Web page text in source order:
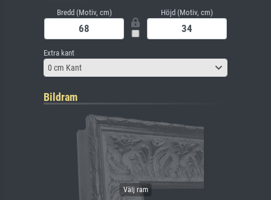
Bredd (Motiv, cm) Höjd (Motiv, cm)
Extra kant
0 cm Kant
Bildram